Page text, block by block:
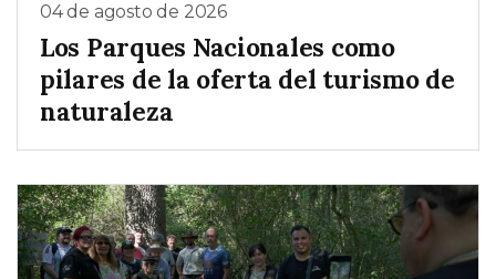
04 de agosto de 2026
Los Parques Nacionales como
pilares de la oferta del turismo de
naturaleza